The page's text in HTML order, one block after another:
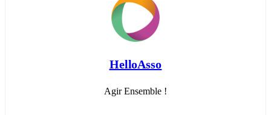
HelloAsso
Agir Ensemble !